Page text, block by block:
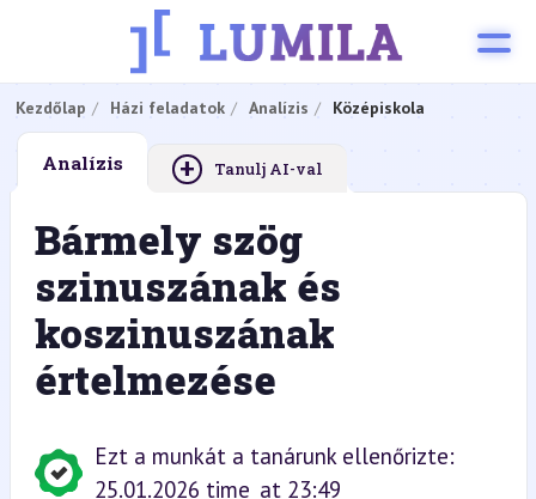
Kezdőlap Házi feladatok Analízis Középiskola
Analízis + Tanulj AI-val
Bármely szög
szinuszának és
koszinuszának
értelmezése
Ezt a munkát a tanárunk ellenőrizte:
25.01.2026 time_at 23:49